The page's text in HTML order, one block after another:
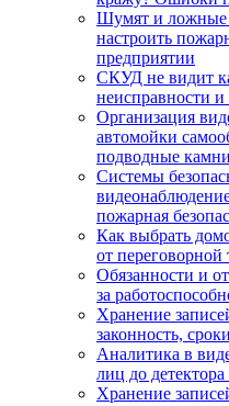
Шумят и ложные
настроить
предприятии
СКУД не видит
неисправности
Организация
автомойки
подводные камни
Системы
пожарная
Как выбрать
от
Обязанности и
за
Хранение
законность,
Аналитика в
лиц до
Хранение